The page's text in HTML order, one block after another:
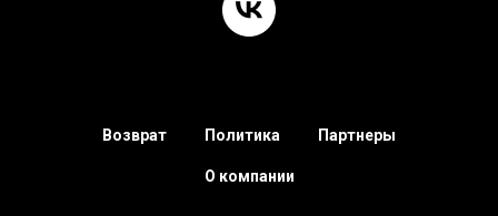
Возврат Политика Партнеры
О компании